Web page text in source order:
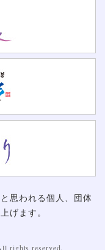
思われる個人、団体
げます。
rights reserved.